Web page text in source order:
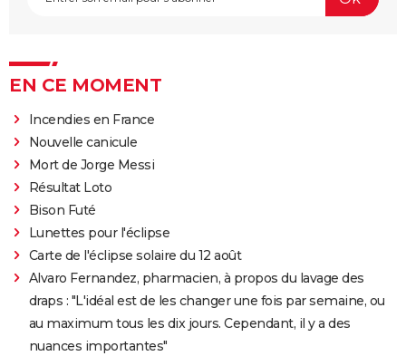
EN CE MOMENT
Incendies en France
Nouvelle canicule
Mort de Jorge Messi
Résultat Loto
Bison Futé
Lunettes pour l'éclipse
Carte de l'éclipse solaire du 12 août
Alvaro Fernandez, pharmacien, à propos du lavage des
draps : "L'idéal est de les changer une fois par semaine, ou
au maximum tous les dix jours. Cependant, il y a des
nuances importantes"